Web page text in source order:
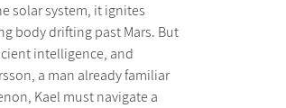
solar system, it ignites
body drifting past Mars. But
intelligence, and
a man already familiar
Kael must navigate a